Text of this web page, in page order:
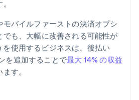
モバイルファーストの決済オプシ
でも、大幅に改善される可能性が
使用するビジネスは、後払い
を追加することで最大 14% の収益
す。